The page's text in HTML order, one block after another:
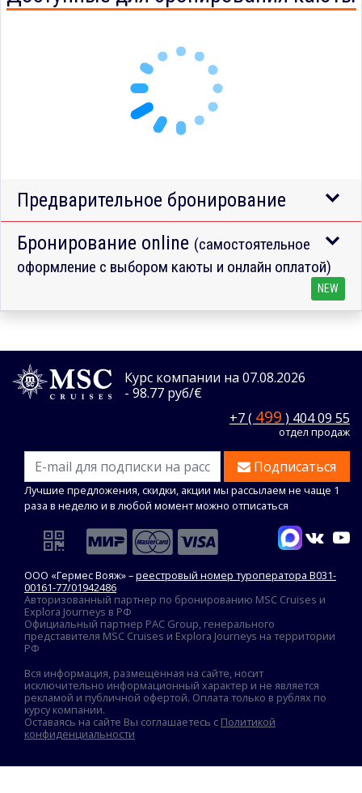
Предварительное бронирование
Бронирование online (самостоятельное
оформление с выбором каюты и онлайн оплатой)
NEW
Курс компании на 07.08.2026
- 98.77 руб/€
+7 ( 499 ) 404 09 55
отдел продаж
Подписаться
Лучшие предложения, скидки, акции мы рассылаем не чаще 1
раза в неделю и в любой момент можно отписаться
ООО «Гермес Вояж» –реестровый номер туроператора В031-
00161-77/01942486
Авторизованный партнер по бронированию MSC Cruises и
Explora Journeys в РФ
Официальный партнер PAC Group, генерального
представителя MSC Cruises и Explora Journeys на территории
РФ
Вся информация, размещённая на сайте, носит
исключительно информационный характер и не является
рекламой и публичной офертой. Оплата только в рублях по
курсу компании.
Оставаясь на сайте Вы соглашаетесь с Политикой
конфиденциальности